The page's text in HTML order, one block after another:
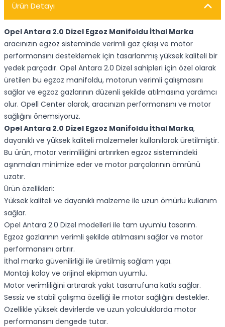
Ürün Detayı
Opel Antara 2.0 Dizel Egzoz Manifoldu İthal Marka
aracınızın egzoz sisteminde verimli gaz çıkışı ve motor
performansını desteklemek için tasarlanmış yüksek kaliteli bir
yedek parçadır. Opel Antara 2.0 Dizel sahipleri için özel olarak
üretilen bu egzoz manifoldu, motorun verimli çalışmasını
sağlar ve egzoz gazlarının düzenli şekilde atılmasına yardımcı
olur. Opell Center olarak, aracınızın performansını ve motor
sağlığını önemsiyoruz.
Opel Antara 2.0 Dizel Egzoz Manifoldu İthal Marka,
dayanıklı ve yüksek kaliteli malzemeler kullanılarak üretilmiştir.
Bu ürün, motor verimliliğini artırırken egzoz sistemindeki
aşınmaları minimize eder ve motor parçalarının ömrünü
uzatır.
Ürün özellikleri:
Yüksek kaliteli ve dayanıklı malzeme ile uzun ömürlü kullanım
sağlar.
Opel Antara 2.0 Dizel modelleri ile tam uyumlu tasarım.
Egzoz gazlarının verimli şekilde atılmasını sağlar ve motor
performansını artırır.
İthal marka güvenilirliği ile üretilmiş sağlam yapı.
Montajı kolay ve orijinal ekipman uyumlu.
Motor verimliliğini artırarak yakıt tasarrufuna katkı sağlar.
Sessiz ve stabil çalışma özelliği ile motor sağlığını destekler.
Özellikle yüksek devirlerde ve uzun yolculuklarda motor
performansını dengede tutar.